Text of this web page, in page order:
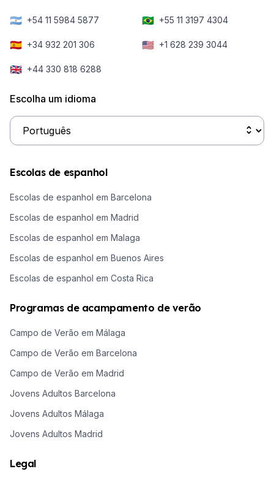
🇦🇷 +54 11 5984 5877 🇧🇷 +55 11 3197 4304
🇪🇸 +34 932 201 306 🇺🇸 +1 628 239 3044
🇬🇧 +44 330 818 6288
Escolha um idioma
Escolas de espanhol
Escolas de espanhol em Barcelona
Escolas de espanhol em Madrid
Escolas de espanhol em Malaga
Escolas de espanhol em Buenos Aires
Escolas de espanhol em Costa Rica
Programas de acampamento de verão
Campo de Verão em Málaga
Campo de Verão em Barcelona
Campo de Verão em Madrid
Jovens Adultos Barcelona
Jovens Adultos Málaga
Jovens Adultos Madrid
Legal